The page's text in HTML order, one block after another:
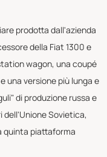
prodotta dall'azienda
della Fiat 1300 e
wagon, una coupé
una versione più lunga e
di produzione russa e
dell'Unione Sovietica,
quinta piattaforma